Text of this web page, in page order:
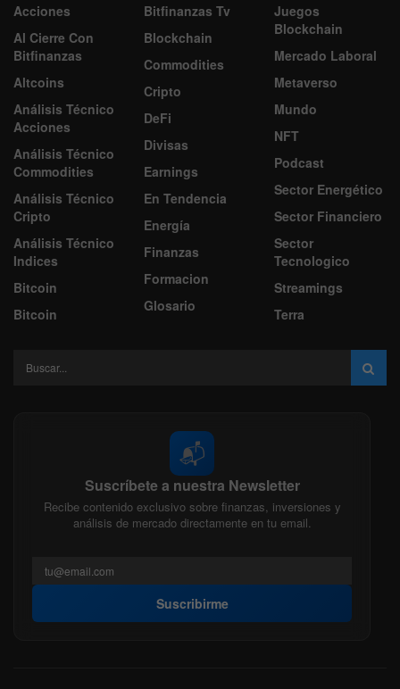
Acciones
Al Cierre Con
Bitfinanzas
Altcoins
Análisis Técnico
Acciones
Análisis Técnico
Commodities
Análisis Técnico
Cripto
Análisis Técnico
Indices
Bitcoin
Bitcoin
Bitfinanzas Tv
Blockchain
Commodities
Cripto
DeFi
Divisas
Earnings
En Tendencia
Energía
Finanzas
Formacion
Glosario
Juegos
Blockchain
Mercado Laboral
Metaverso
Mundo
NFT
Podcast
Sector Energético
Sector Financiero
Sector
Tecnologico
Streamings
Terra
📬
Suscríbete a nuestra Newsletter
Recibe contenido exclusivo sobre finanzas, inversiones y
análisis de mercado directamente en tu email.
Suscribirme